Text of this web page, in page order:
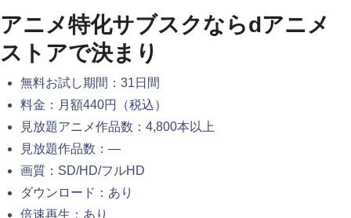
アニメ特化サブスクならdアニメ
ストアで決まり
無料お試し期間：31日間
料金：月額440円（税込）
見放題アニメ作品数：4,800本以上
見放題作品数：—
画質：SD/HD/フルHD
ダウンロード：あり
倍速再生：あり